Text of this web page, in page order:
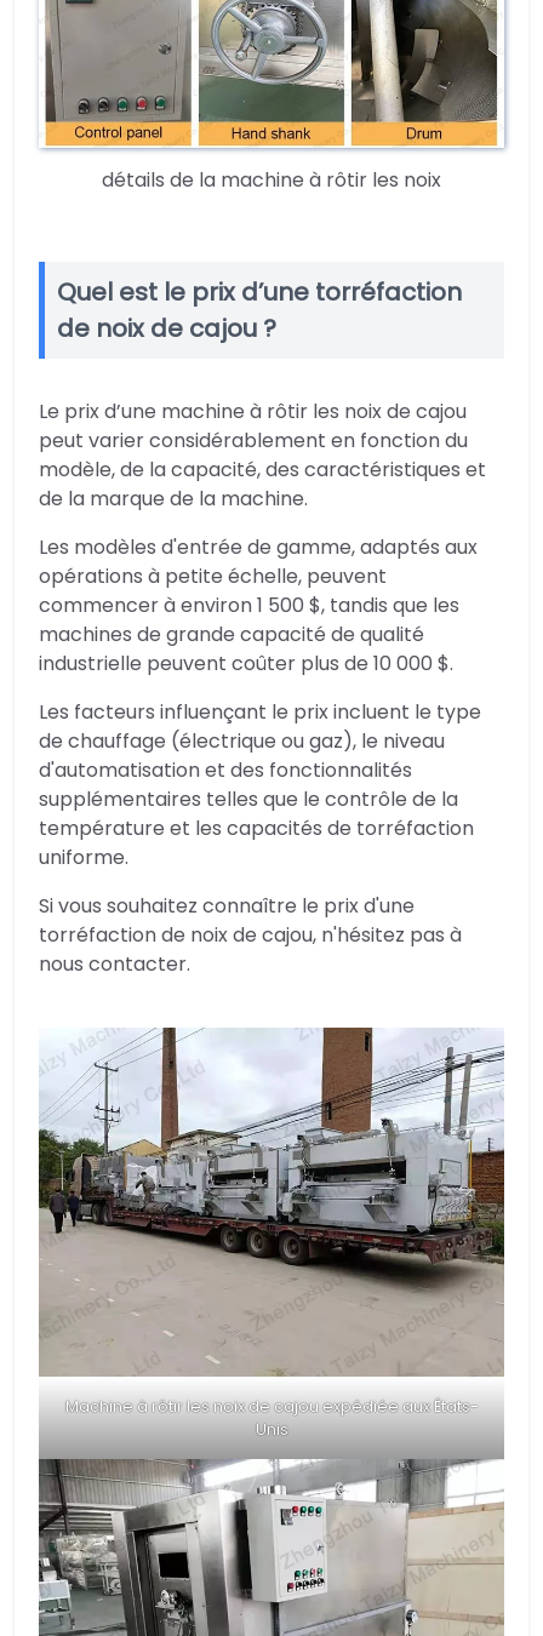
détails de la machine à rôtir les noix
Quel est le prix d’une torréfaction
de noix de cajou ?
Le prix d’une machine à rôtir les noix de cajou
peut varier considérablement en fonction du
modèle, de la capacité, des caractéristiques et
de la marque de la machine.
Les modèles d'entrée de gamme, adaptés aux
opérations à petite échelle, peuvent
commencer à environ 1 500 $, tandis que les
machines de grande capacité de qualité
industrielle peuvent coûter plus de 10 000 $.
Les facteurs influençant le prix incluent le type
de chauffage (électrique ou gaz), le niveau
d'automatisation et des fonctionnalités
supplémentaires telles que le contrôle de la
température et les capacités de torréfaction
uniforme.
Si vous souhaitez connaître le prix d'une
torréfaction de noix de cajou, n'hésitez pas à
nous contacter.
Machine à rôtir les noix de cajou expédiée aux États-
Unis